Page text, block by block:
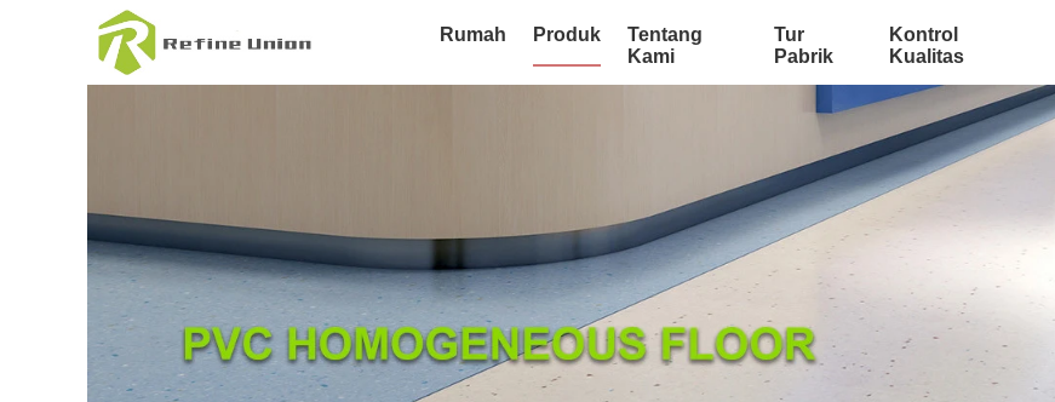
Rumah Produk
Tentang
Kami
Tur
Pabrik
Kontrol
Kualitas